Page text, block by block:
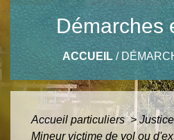
Démarches
ACCUEIL/
Accueil particuliers>
Mineur victime de vol ou